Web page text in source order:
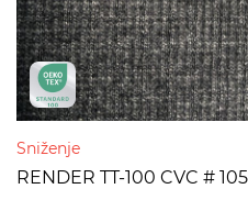
Sniženje
RENDER TT-100 CVC #